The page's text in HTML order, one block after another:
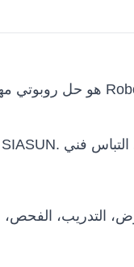
التدريب، الفحص،